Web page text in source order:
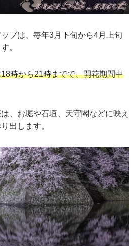
プは、毎年3月下旬から4月上旬
。
時から21時までで、開花期間中
、お堀や石垣、天守閣などに映え
出します。